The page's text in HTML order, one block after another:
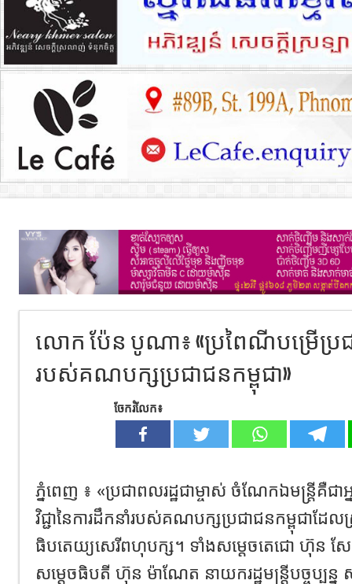
លោក ប៉ែន បូណា៖ «ប្រពៃណីបម្រើប្រ
របស់គណបក្សប្រជាជនកម្ពុជា»
ចែករំលែក៖
ភ្នំពេញ ៖ «ប្រជាពលរដ្ឋជាម្ចាស់ ចំណែកឯមន្ត្រីគឺជា
វិជ្ជានៃការដឹកនាំរបស់គណបក្សប្រជាជនកម្ពុជាដែ
ធិបតេយ្យសេរីពហុបក្ស។ ទាំងសម្តេចតេជោ ហ៊ុន សែ
សម្តេចធិបតី ហ៊ុន ម៉ាណែត នាយករដ្ឋមន្ត្រីបច្ចុប្បន្ន សុ